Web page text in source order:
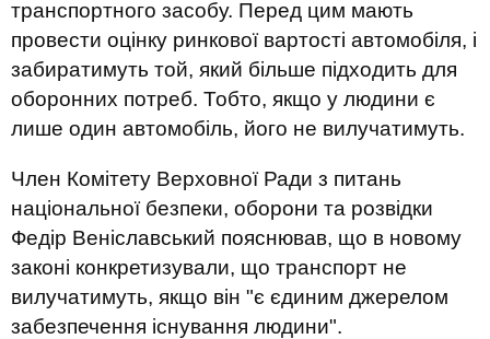
транспортного засобу. Перед цим мають
провести оцінку ринкової вартості автомобіля, і
забиратимуть той, який більше підходить для
оборонних потреб. Тобто, якщо у людини є
лише один автомобіль, його не вилучатимуть.
Член Комітету Верховної Ради з питань
національної безпеки, оборони та розвідки
Федір Веніславський пояснював, що в новому
законі конкретизували, що транспорт не
вилучатимуть, якщо він "є єдиним джерелом
забезпечення існування людини".